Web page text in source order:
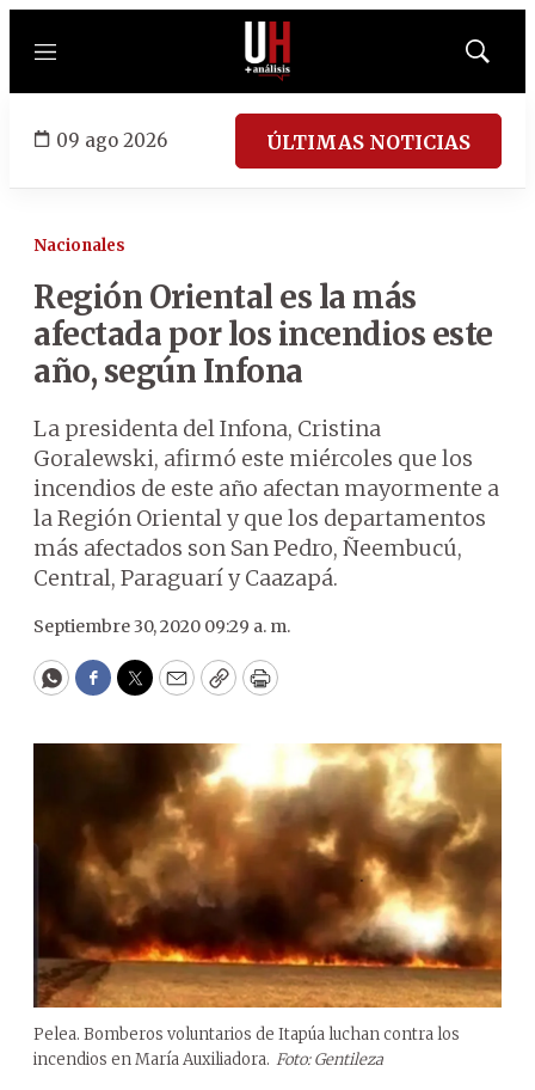
Menú
Mostrar
09 ago 2026 ÚLTIMAS NOTICIAS
Nacionales
Región Oriental es la más
afectada por los incendios este
año, según Infona
La presidenta del Infona, Cristina
Goralewski, afirmó este miércoles que los
incendios de este año afectan mayormente a
la Región Oriental y que los departamentos
más afectados son San Pedro, Ñeembucú,
Central, Paraguarí y Caazapá.
Septiembre 30, 2020 09:29 a. m.
WhatsApp
Facebook
Twitter
EmailCopyPrint
Pelea. Bomberos voluntarios de Itapúa luchan contra los
incendios en María Auxiliadora. Foto: Gentileza